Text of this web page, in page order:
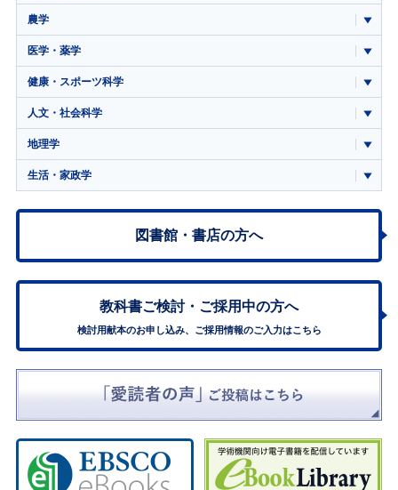
農学
医学・薬学
健康・スポーツ科学
人文・社会科学
地理学
生活・家政学
図書館・書店の方へ
教科書ご検討・ ご採用中の方へ
検討用献本のお申し込み、ご採用情報のご入力はこちら